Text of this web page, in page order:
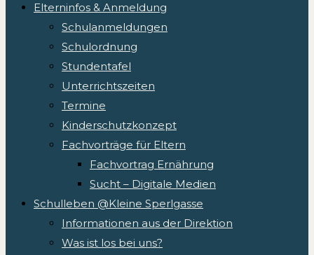
Elterninfos & Anmeldung
Schulanmeldungen
Schulordnung
Stundentafel
Unterrichtszeiten
Termine
Kinderschutzkonzept
Fachvorträge für Eltern
Fachvortrag Ernährung
Sucht – Digitale Medien
Schulleben @Kleine Sperlgasse
Informationen aus der Direktion
Was ist los bei uns?